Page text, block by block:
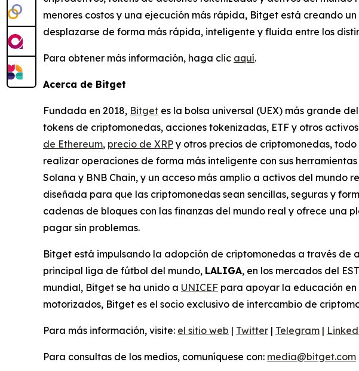
menores costos y una ejecución más rápida, Bitget está creando
desplazarse de forma más rápida, inteligente y fluida entre los
Para obtener más información, haga clic aquí.
Acerca de Bitget
Fundada en 2018, Bitget es la bolsa universal (UEX) más grande
tokens de criptomonedas, acciones tokenizadas, ETF y otros
de Ethereum, precio de XRP y otros precios de criptomonedas,
realizar operaciones de forma más inteligente con sus
Solana y BNB Chain, y un acceso más amplio a activos del mundo
diseñada para que las criptomonedas sean sencillas, seguras y
cadenas de bloques con las finanzas del mundo real y ofrece
pagar sin problemas.
Bitget está impulsando la adopción de criptomonedas a través de
principal liga de fútbol del mundo, LALIGA, en los mercados del
mundial, Bitget se ha unido a UNICEF para apoyar la educación en
motorizados, Bitget es el socio exclusivo de intercambio de
Para más información, visite: el sitio web | Twitter | Telegram |
Para consultas de los medios, comuníquese con: media@bitget.com